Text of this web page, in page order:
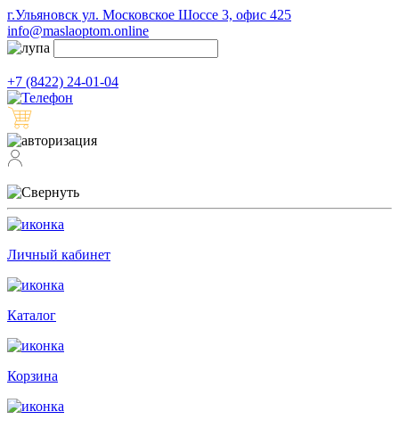
г.Ульяновск ул. Московское Шоссе 3, офис 425
info@maslaoptom.online
+7 (8422) 24-01-04
Личный кабинет
Каталог
Корзина